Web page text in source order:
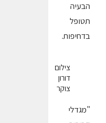
הבעיה
תטופל
בדחיפות.
צילום
דורון
צוקר
"מגדלי